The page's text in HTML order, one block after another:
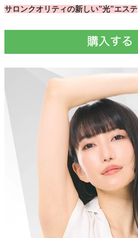
サロンクオリティの新しい”光”エステ